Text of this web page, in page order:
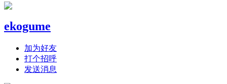
ekogume
加为好友
打个招呼
发送消息